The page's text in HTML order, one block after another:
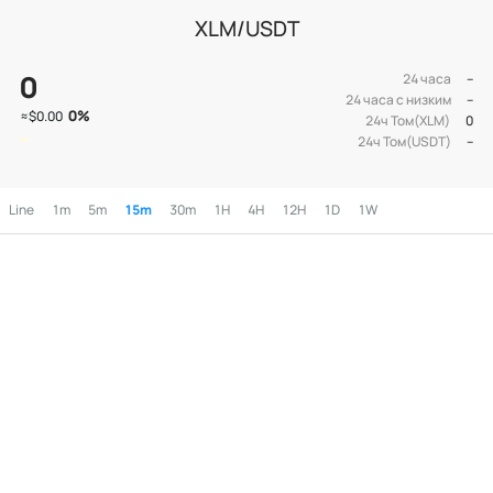
XLM/USDT
0
≈$0.00 0%
24 часа
--
24 часа с низким
--
24ч Том(XLM)
0
24ч Том(USDT)
--
Line 1m 5m 15m 30m 1H 4H 12H 1D 1W